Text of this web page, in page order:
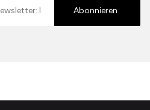
Abonnieren